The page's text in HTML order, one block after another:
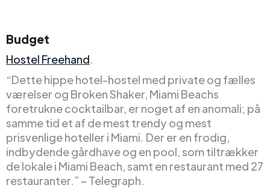
Budget
Hostel Freehand.
“Dette hippe hotel-hostel med private og fælles
værelser og Broken Shaker, Miami Beachs
foretrukne cocktailbar, er noget af en anomali; på
samme tid et af de mest trendy og mest
prisvenlige hoteller i Miami. Der er en frodig,
indbydende gårdhave og en pool, som tiltrækker
de lokale i Miami Beach, samt en restaurant med 27
restauranter.” – Telegraph.